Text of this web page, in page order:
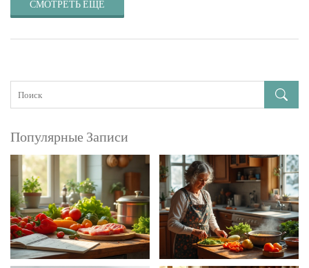
СМОТРЕТЬ ЕЩЕ
Популярные Записи